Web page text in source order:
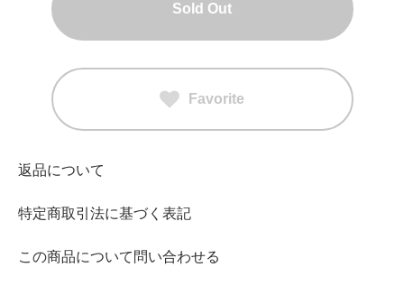
Sold Out
Favorite
返品について
特定商取引法に基づく表記
この商品について問い合わせる